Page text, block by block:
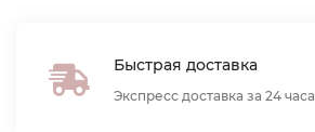
Быстрая доставка
Экспресс доставка за 24 часа